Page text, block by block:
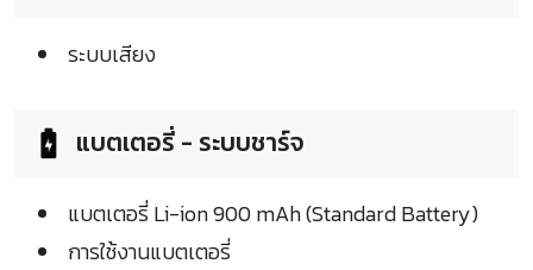
ระบบเสียง
แบตเตอรี่ - ระบบชาร์จ
แบตเตอรี่ Li-ion 900 mAh (Standard Battery)
การใช้งานแบตเตอรี่